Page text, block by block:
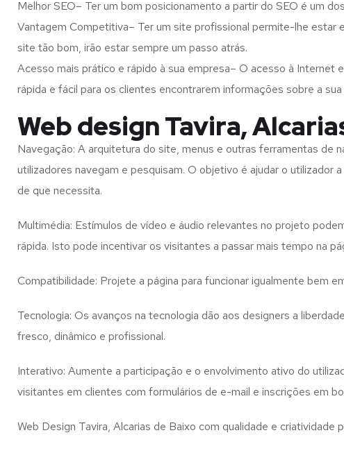
Melhor SEO– Ter um bom posicionamento a partir do SEO é um
Vantagem Competitiva– Ter um site profissional permite-lhe estar
site tão bom, irão estar sempre um passo atrás.
Acesso mais prático e rápido à sua empresa– O acesso à
rápida e fácil para os clientes encontrarem informações sobre a
Web design Tavira,
Navegação: A arquitetura do site, menus e outras ferramentas de
utilizadores navegam e pesquisam. O objetivo é ajudar o
de que necessita.
Multimédia: Estímulos de vídeo e áudio relevantes no projeto
rápida. Isto pode incentivar os visitantes a passar mais tempo na
Compatibilidade: Projete a página para funcionar igualmente bem
Tecnologia: Os avanços na tecnologia dão aos designers a
fresco, dinâmico e profissional.
Interativo: Aumente a participação e o envolvimento ativo do
visitantes em clientes com formulários de e-mail e inscrições em
Web Design Tavira, Alcarias de Baixo com qualidade e criatividade